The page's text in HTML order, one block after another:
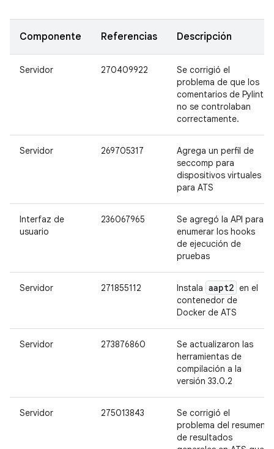
Componente Referencias Descripción
Servidor 270409922
Se corrigió el
problema de que los
comentarios de Pylint
no se controlaban
correctamente.
Servidor 269705317
Agrega un perfil de
seccomp para
dispositivos virtuales
para ATS
Interfaz de
usuario
236067965
Se agregó la API para
enumerar los hooks
de ejecución de
pruebas
Servidor 271855112 Instala aapt2 en el
contenedor de
Docker de ATS
Servidor 273876860
Se actualizaron las
herramientas de
compilación a la
versión 33.0.2
Servidor 275013843
Se corrigió el
problema del resumen
de resultados